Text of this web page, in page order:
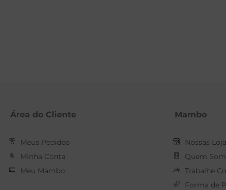
Área do Cliente
Meus Pedidos
Minha Conta
Meu Mambo
Mambo
Nossas
Quem
Trabalhe
Forma de